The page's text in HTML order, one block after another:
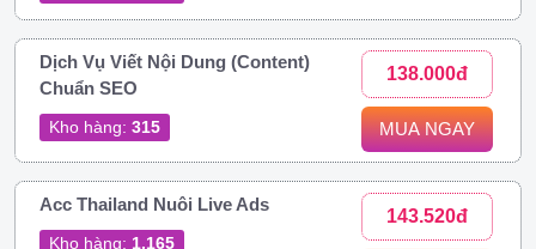
Dịch Vụ Viết Nội Dung (Content)
Chuẩn SEO
Kho hàng: 315
138.000đ
MUA NGAY
Acc Thailand Nuôi Live Ads
Kho hàng: 1.165
143.520đ